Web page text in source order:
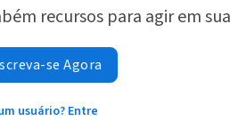
recursos para agir em
se Agora
usuário? Entre